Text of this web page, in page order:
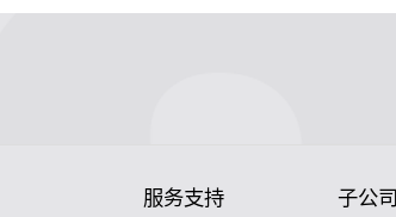
服务支持 子公司